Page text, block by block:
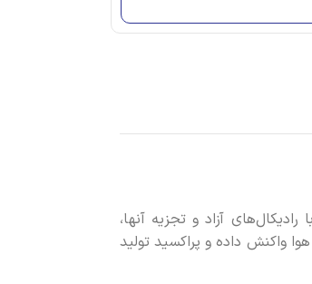
آزاد و تجزیه آنها،
واکنش داده و پراکسید تولید